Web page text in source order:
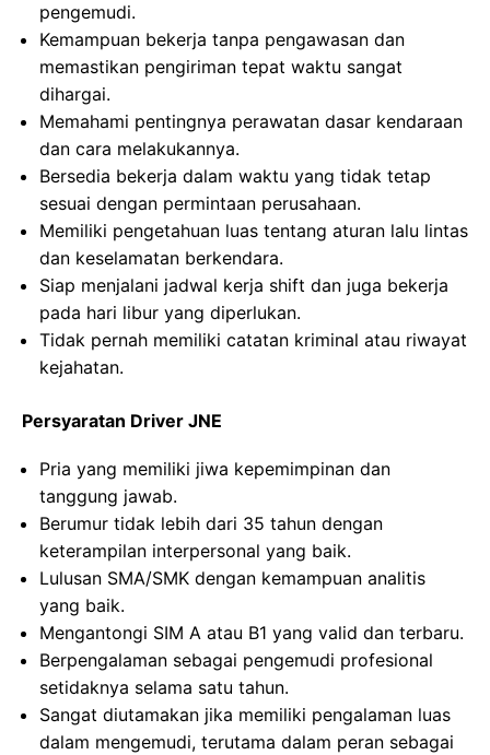
pengemudi.
Kemampuan bekerja tanpa pengawasan dan
memastikan pengiriman tepat waktu sangat
dihargai.
Memahami pentingnya perawatan dasar kendaraan
dan cara melakukannya.
Bersedia bekerja dalam waktu yang tidak tetap
sesuai dengan permintaan perusahaan.
Memiliki pengetahuan luas tentang aturan lalu lintas
dan keselamatan berkendara.
Siap menjalani jadwal kerja shift dan juga bekerja
pada hari libur yang diperlukan.
Tidak pernah memiliki catatan kriminal atau riwayat
kejahatan.
Persyaratan Driver JNE
Pria yang memiliki jiwa kepemimpinan dan
tanggung jawab.
Berumur tidak lebih dari 35 tahun dengan
keterampilan interpersonal yang baik.
Lulusan SMA/SMK dengan kemampuan analitis
yang baik.
Mengantongi SIM A atau B1 yang valid dan terbaru.
Berpengalaman sebagai pengemudi profesional
setidaknya selama satu tahun.
Sangat diutamakan jika memiliki pengalaman luas
dalam mengemudi, terutama dalam peran sebagai